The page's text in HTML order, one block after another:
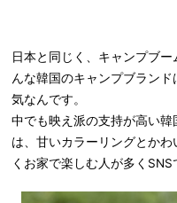
日本と同じく、キャンプブ
んな韓国のキャンプブラン
気なんです。
中でも映え派の支持が高い韓
は、甘いカラーリングとか
くお家で楽しむ人が多くSNS